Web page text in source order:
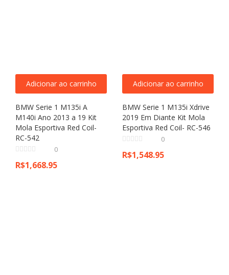
Adicionar ao carrinho
BMW Serie 1 M135i A
M140i Ano 2013 a 19 Kit
Mola Esportiva Red Coil-
RC-542
0
R$1,668.95
Adicionar ao carrinho
BMW Serie 1 M135i Xdrive
2019 Em Diante Kit Mola
Esportiva Red Coil- RC-546
0
R$1,548.95